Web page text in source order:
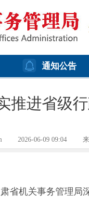
通知公告
推进省级
2026-06-09 09:04
省机关事务管理